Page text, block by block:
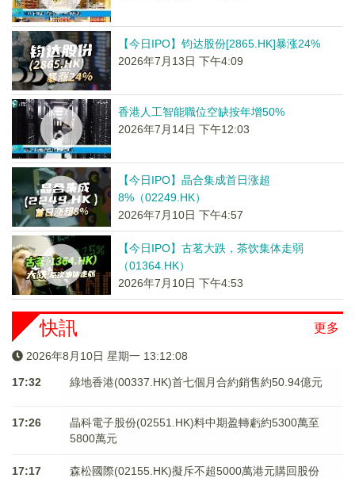
【今日IPO】钧达股份[2865.HK]暴涨24%
2026年7月13日 下午4:09
香港人工智能職位空缺按年增50%
2026年7月14日 下午12:03
【今日IPO】晶合集成首日涨超
8%（02249.HK）
2026年7月10日 下午4:57
【今日IPO】古茗大跌，茶饮集体走弱
（01364.HK）
2026年7月10日 下午4:53
更多
快訊
2026年8月10日 星期一 13:12:08
17:32 綠地香港(00337.HK)首七個月合約銷售約50.94億元
17:26
晶科電子股份(02551.HK)料中期盈轉虧約5300萬至
5800萬元
17:17 森松國際(02155.HK)擬斥不超5000萬港元購回股份